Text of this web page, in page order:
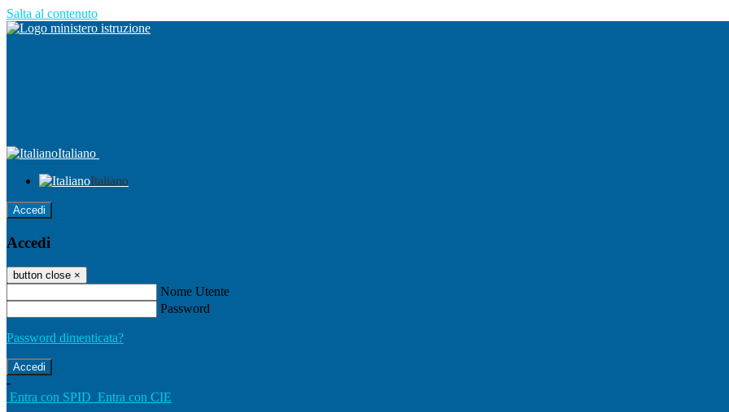
Salta al contenuto
Italiano
Italiano
Accedi
Accedi
button close ×
Nome Utente
Password
Password dimenticata?
-
Entra con SPID Entra con CIE